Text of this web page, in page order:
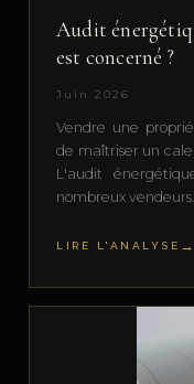
Audit
est concerné ?
Juin 2026
Vendre une
de maîtriser un
L'audit
nombreux vendeurs.
LIRE L'ANALYSE